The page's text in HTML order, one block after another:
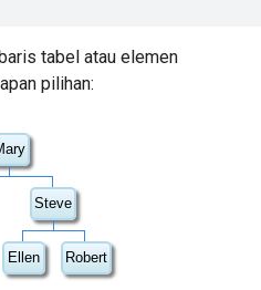
tabel atau elemen
pilihan: